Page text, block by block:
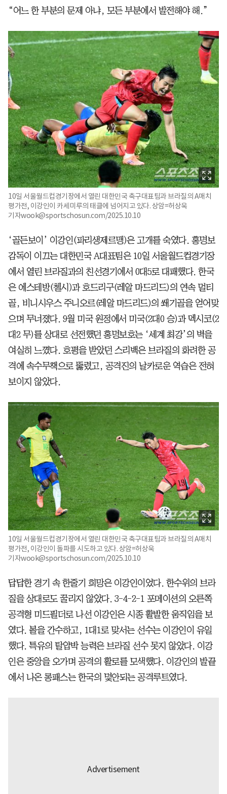
“어느 한 부분의 문제 아냐, 모든 부분에서 발전해야 해.”
10일 서울월드컵경기장에서 열린 대한민국 축구대표팀과 브라질의 A매치
평가전, 이강인이 카세미루의 태클에 넘어지고 있다. 상암=허상욱
기자wook@sportschosun.com/2025.10.10
‘골든보이’ 이강인(파리생제르맹)은 고개를 숙였다. 홍명보
감독이 이끄는 대한민국 A대표팀은 10일 서울월드컵경기장
에서 열린 브라질과의 친선경기에서 0대5로 대패했다. 한국
은 에스테방(첼시)과 호드리구(레알 마드리드)의 연속 멀티
골, 비니시우스 주니오르(레알 마드리드)의 쐐기골을 얻어맞
으며 무너졌다. 9월 미국 원정에서 미국(2대0 승)과 멕시코(2
대2 무)를 상대로 선전했던 홍명보호는 ‘세계 최강’의 벽을
여실히 느꼈다. 호평을 받았던 스리백은 브라질의 화려한 공
격에 속수무책으로 뚫렸고, 공격진의 날카로운 역습은 전혀
보이지 않았다.
10일 서울월드컵경기장에서 열린 대한민국 축구대표팀과 브라질의 A매치
평가전, 이강인이 돌파를 시도하고 있다. 상암=허상욱
기자wook@sportschosun.com/2025.10.10
답답한 경기 속 한줄기 희망은 이강인이었다. 한수위의 브라
질을 상대로도 꿀리지 않았다. 3-4-2-1 포메이션의 오른쪽
공격형 미드필더로 나선 이강인은 시종 활발한 움직임을 보
였다. 볼을 간수하고, 1대1로 맞서는 선수는 이강인이 유일
했다. 특유의 탈압박 능력은 브라질 선수 못지 않았다. 이강
인은 중앙을 오가며 공격의 활로를 모색했다. 이강인의 발끝
에서 나온 롱패스는 한국의 몇안되는 공격루트였다.